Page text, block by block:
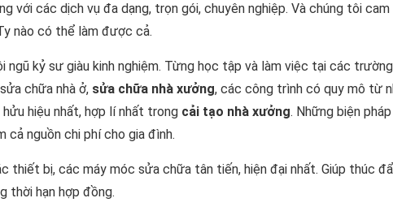
với các dịch vụ đa dạng, trọn gói, chuyên nghiệp. Và chúng tôi
nào có thể làm được cả.
ngũ kỷ sư giàu kinh nghiệm. Từng học tập và làm việc tại các
chữa nhà ở, sửa chữa nhà xưởng, các công trình có quy mô từ
hiệu nhất, hợp lí nhất trong cải tạo nhà xưởng. Những biện
cả nguồn chi phí cho gia đình.
thiết bị, các máy móc sửa chữa tân tiến, hiện đại nhất. Giúp thúc
thời hạn hợp đồng.